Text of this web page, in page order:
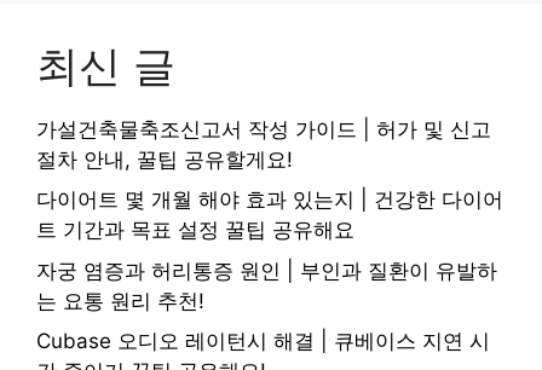
최신 글
가설건축물축조신고서 작성 가이드 | 허가 및 신고
절차 안내, 꿀팁 공유할게요!
다이어트 몇 개월 해야 효과 있는지 | 건강한 다이어
트 기간과 목표 설정 꿀팁 공유해요
자궁 염증과 허리통증 원인 | 부인과 질환이 유발하
는 요통 원리 추천!
Cubase 오디오 레이턴시 해결 | 큐베이스 지연 시